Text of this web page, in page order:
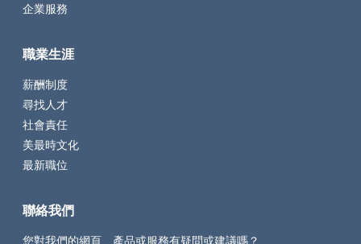
企業服務
職業生涯
薪酬制度
尋找人才
社會責任
美最時文化
最新職位
聯絡我們